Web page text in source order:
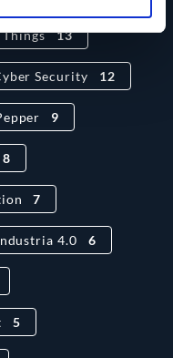
Things13
Security 12
9
8
7
4.0 6
5